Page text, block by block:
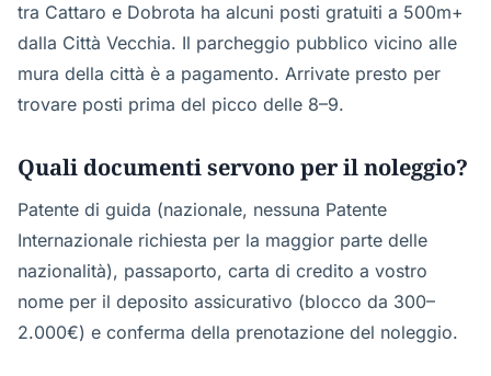
tra Cattaro e Dobrota ha alcuni posti gratuiti a 500m+
dalla Città Vecchia. Il parcheggio pubblico vicino alle
mura della città è a pagamento. Arrivate presto per
trovare posti prima del picco delle 8–9.
Quali documenti servono per il noleggio?
Patente di guida (nazionale, nessuna Patente
Internazionale richiesta per la maggior parte delle
nazionalità), passaporto, carta di credito a vostro
nome per il deposito assicurativo (blocco da 300–
2.000€) e conferma della prenotazione del noleggio.